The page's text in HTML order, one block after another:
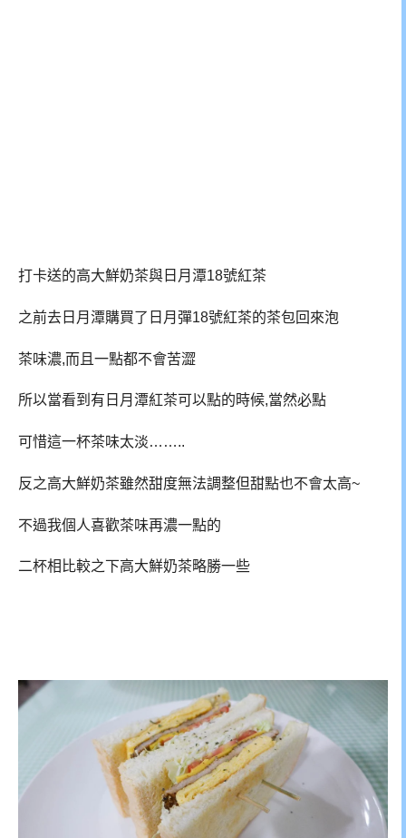
打卡送的高大鮮奶茶與日月潭18號紅茶
之前去日月潭購買了日月彈18號紅茶的茶包回來泡
茶味濃,而且一點都不會苦澀
所以當看到有日月潭紅茶可以點的時候,當然必點
可惜這一杯茶味太淡……..
反之高大鮮奶茶雖然甜度無法調整但甜點也不會太高~
不過我個人喜歡茶味再濃一點的
二杯相比較之下高大鮮奶茶略勝一些